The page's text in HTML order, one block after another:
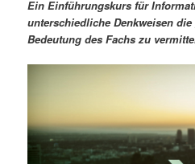
ä
r
n
n
d
r
n
a
v
i
o
Ein Einführungskurs für
unterschiedliche Denkweisen
Bedeutung des Fachs zu